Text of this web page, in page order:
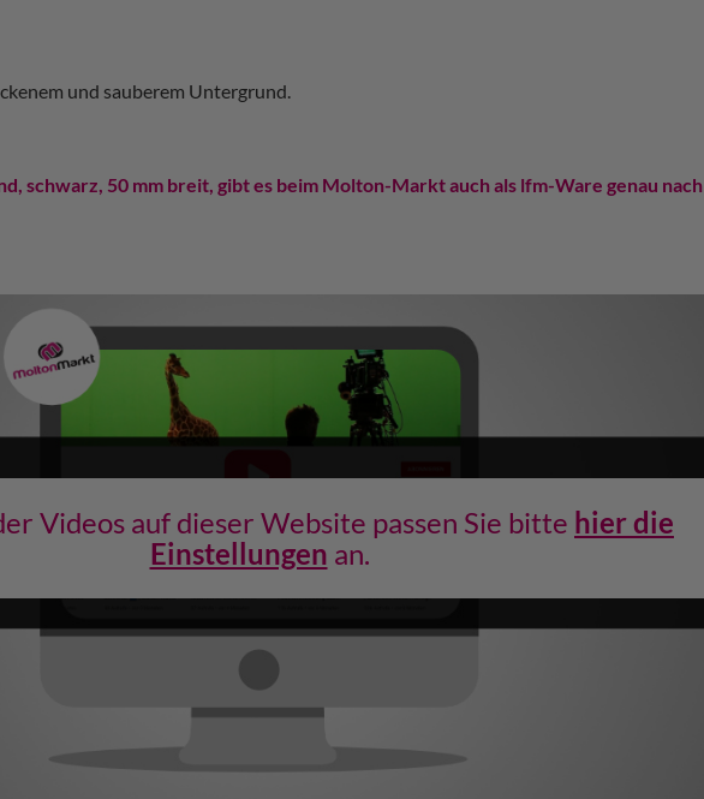
und sauberem Untergrund.
schwarz, 50 mm breit, gibt es beim Molton-Markt auch als lfm-Ware genau nach
Videos auf dieser Website passen Sie bitte hier die
Einstellungen an.